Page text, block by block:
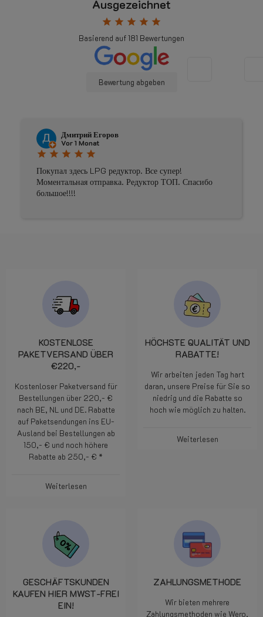
Ausgezeichnet
star star star star star
Basierend auf181Bewertungen
Johnny Douwma
starstar starstarstar
Prima geholpen
KOSTENLOSE
€220,-
Kostenloser Paketversand für
Bestellungen über 220,- €
nach BE, NL und DE. Rabatte
auf Paketsendungen ins EU-
Ausland bei Bestellungen ab
RABATTE!
Wir arbeiten jeden Tag hart
daran, unsere Preise für Sie so
GESCHÄFTSKUNDEN
ZAHLUNGSMETHODE